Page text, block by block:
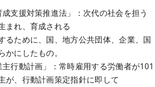
成支援対策推進法」：次代の社会を担う
まれ、育成される
めに、国、地方公共団体、企業、国
かにしたもの。
主行動計画」：常時雇用する労働者が101
が、行動計画策定指針に即して